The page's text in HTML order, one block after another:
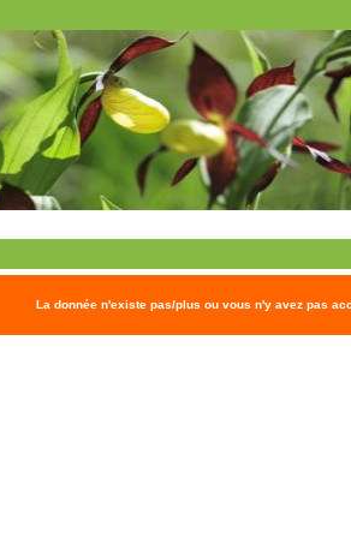
La donnée n'existe pas/plus ou vous n'y avez pas